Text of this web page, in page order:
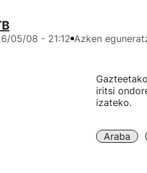
05/08 - 21:12 Azken
iritsi
izateko.
Araba